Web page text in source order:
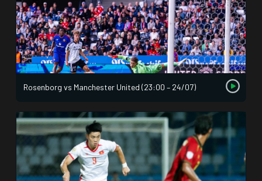
Rosenborg vs Manchester United (23:00 – 24/07)